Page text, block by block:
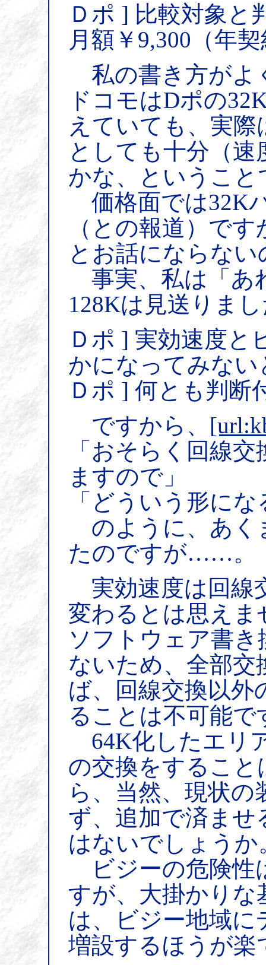
Ｄポ ] 比較対象と
月額￥9,300（年
私の書き方がよ
ドコモはDポの
えていても、実
としても十分（
かな、ということ
価格面では32K
（との報道）で
とお話にならな
事実、私は「あ
128Kは見送りま
Ｄポ ] 実効速度と
かになってみない
Ｄポ ] 何とも判断
ですから、
「おそらく回線
ますので」
「どういう形に
のように、あく
たのですが……。
実効速度は回線
変わるとは思えま
ソフトウェア書
ないため、全部
ば、回線交換以外
ることは不可能で
64K化したエリ
の交換をするこ
ら、当然、現状
ず、追加で済ませ
はないでしょうか
ビジーの危険性
すが、大掛かりな
は、ビジー地域に
増設するほうが